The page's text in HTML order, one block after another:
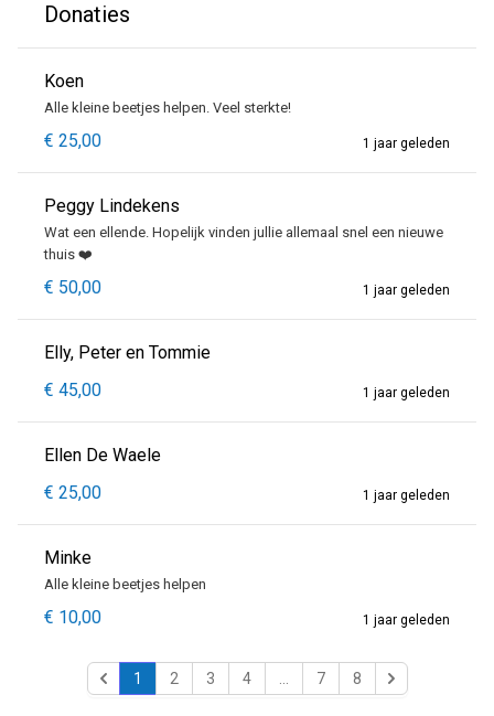
Donaties
Koen
Alle kleine beetjes helpen. Veel sterkte!
€ 25,00 1 jaar geleden
Peggy Lindekens
Wat een ellende. Hopelijk vinden jullie allemaal snel een nieuwe
thuis ❤️
€ 50,00 1 jaar geleden
Elly, Peter en Tommie
€ 45,00
1 jaar geleden
Ellen De Waele
€ 25,00
1 jaar geleden
Minke
Alle kleine beetjes helpen
€ 10,00 1 jaar geleden
Previous
1 2 3 4 7 8
Next